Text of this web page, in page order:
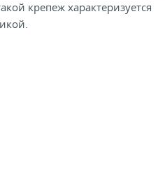
крепеж характеризуется